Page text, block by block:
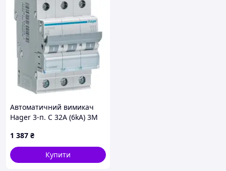
Автоматичний вимикач
Hager 3-п. C 32A (6kA) 3M
1 387 ₴
Купити